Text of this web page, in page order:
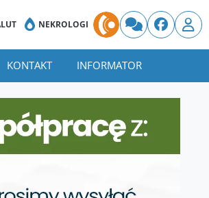
NEKROLOGI
KONTAKT INFORMATOR